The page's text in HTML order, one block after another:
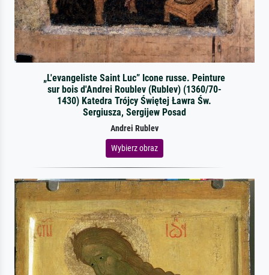
„L'evangeliste Saint Luc” Icone russe. Peinture
sur bois d'Andrei Roublev (Rublev) (1360/70-
1430) Katedra Trójcy Świętej Ławra Św.
Sergiusza, Sergijew Posad
Andrei Rublev
Wybierz obraz